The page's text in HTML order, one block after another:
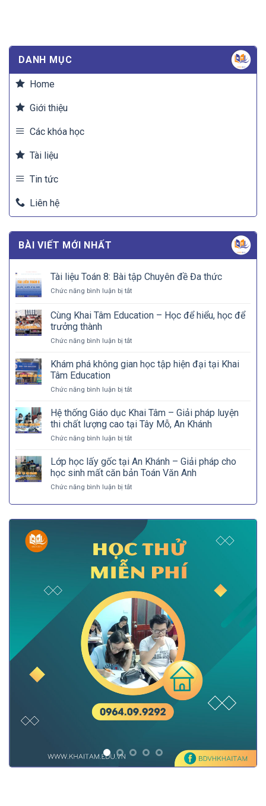
DANH MỤC
Home
Giới thiệu
Các khóa học
Tài liệu
Tin tức
Liên hệ
BÀI VIẾT MỚI NHẤT
Tài liệu Toán 8: Bài tập Chuyên đề Đa thức
Chức năng bình luận bị tắtở
liệu
Toán
Bài
Chuyên
thức
Cùng Khai Tâm Education – Học để hiểu, học để
trưởng thành
Chức năng bình luận bị tắtở
Khai
–
để
hiểu,
học
để
thành
Khám phá không gian học tập hiện đại tại Khai
Tâm Education
Chức năng bình luận bị tắtở
phá
không
gian
học
hiện
đại
Khai
Hệ thống Giáo dục Khai Tâm – Giải pháp luyện
thi chất lượng cao tại Tây Mỗ, An Khánh
Chức năng bình luận bị tắtở
thống
Giáo
dục
Khai
Giải
pháp
luyện
lượng
cao
tại
Tây
Mỗ,
An
Khánh
Lớp học lấy gốc tại An Khánh – Giải pháp cho
học sinh mất căn bản Toán Văn Anh
Chức năng bình luận bị tắtở
học
tại
An
Khánh
–
Giải
cho
sinh
mất
căn
bản
Toán
Văn
Anh